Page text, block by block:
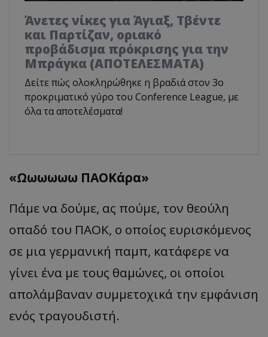
Άνετες νίκες για Άγιαξ, Τβέντε
και Παρτίζαν, οριακό
προβάδισμα πρόκρισης για την
Μπράγκα (ΑΠΟΤΕΛΕΣΜΑΤΑ)
Δείτε πώς ολοκληρώθηκε η βραδιά στον 3ο
προκριματικό γύρο του Conference League, με
όλα τα αποτελέσματα!
«Ωωωωωω ΠΑΟΚάρα»
Πάμε να δούμε, ας πούμε, τον θεούλη
οπαδό του ΠΑΟΚ, ο οποίος ευρισκόμενος
σε μια γερμανική παμπ, κατάφερε να
γίνει ένα με τους θαμώνες, οι οποίοι
απολάμβαναν συμμετοχικά την εμφάνιση
ενός τραγουδιστή.